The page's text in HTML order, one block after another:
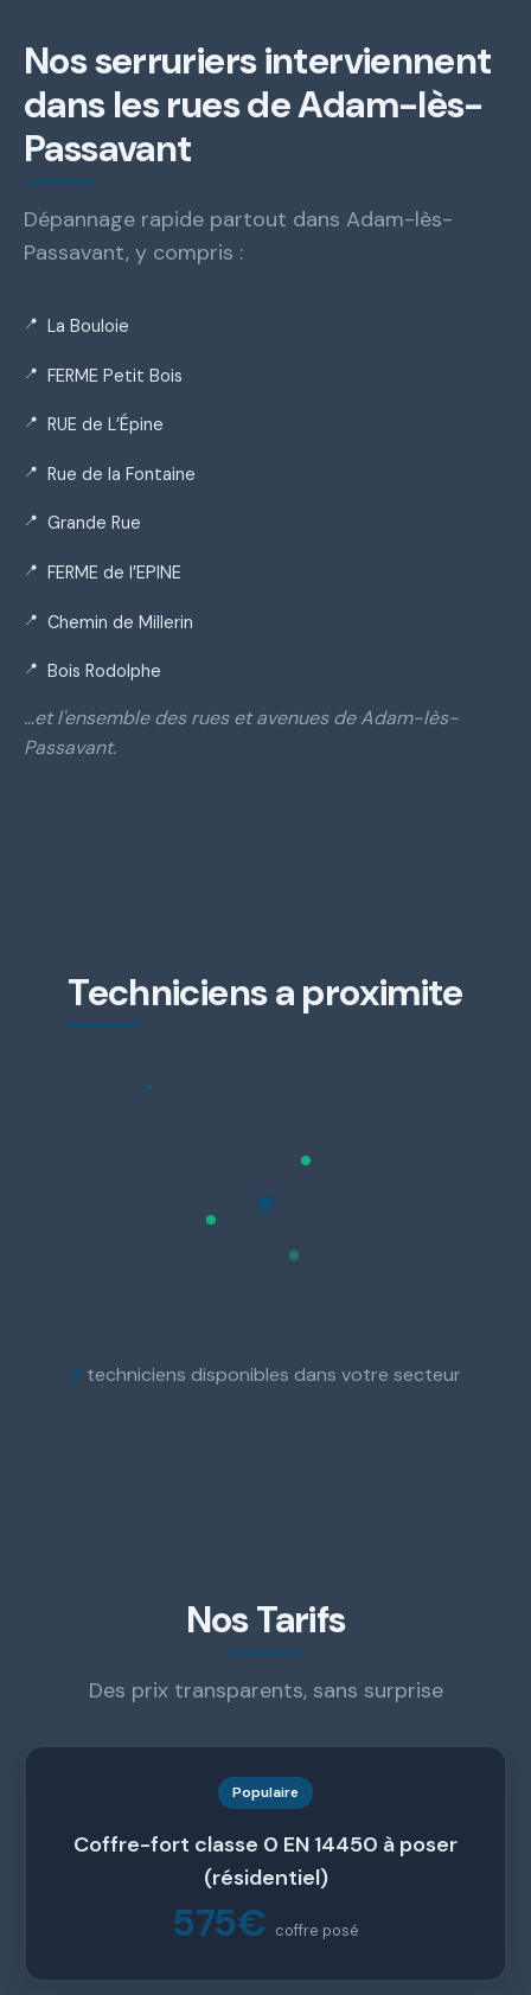
Nos serruriers interviennent
dans les rues de Adam-lès-
Passavant
Dépannage rapide partout dans Adam-lès-
Passavant, y compris :
La Bouloie
FERME Petit Bois
RUE de L’Épine
Rue de la Fontaine
Grande Rue
FERME de l’EPINE
Chemin de Millerin
Bois Rodolphe
…et l'ensemble des rues et avenues de Adam-lès-
Passavant.
Techniciens a proximite
3 techniciens disponibles dans votre secteur
Nos Tarifs
Des prix transparents, sans surprise
Populaire
Coffre-fort classe 0 EN 14450 à poser
(résidentiel)
575€ coffre posé